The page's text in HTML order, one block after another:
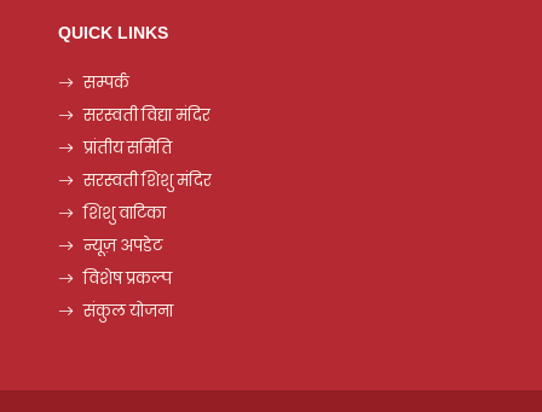
QUICK LINKS
सम्पर्क
सरस्वती विद्या मंदिर
प्रांतीय समिति
सरस्वती शिशु मंदिर
शिशु वाटिका
न्यूज़ अपडेट
विशेष प्रकल्प
संकुल योजना